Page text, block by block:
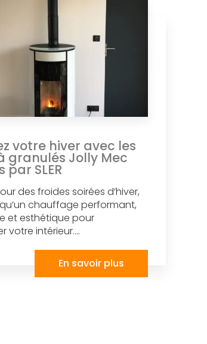
votre hiver avec les
granulés Jolly Mec
SLER
des froides soirées d’hiver,
chauffage performant,
et esthétique pour
votre intérieur....
En savoir plus